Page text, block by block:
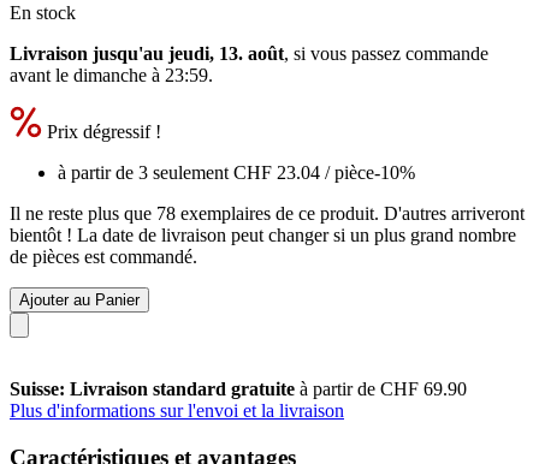
En stock
Livraison jusqu'au jeudi, 13. août, si vous passez commande
avant le dimanche à 23:59.
Prix dégressif !
à partir de 3 seulement CHF 23.04 / pièce-10%
Il ne reste plus que 78 exemplaires de ce produit. D'autres arriveront
bientôt ! La date de livraison peut changer si un plus grand nombre
de pièces est commandé.
Ajouter au Panier
Suisse: Livraison standard gratuite à partir de CHF 69.90
Plus d'informations sur l'envoi et la livraison
Caractéristiques et avantages